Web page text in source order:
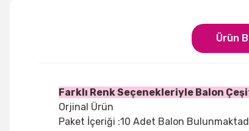
Ürün
Farklı Renk Seçenekleriyle Balon
Orjinal Ürün
Paket İçeriği :10 Adet Balon